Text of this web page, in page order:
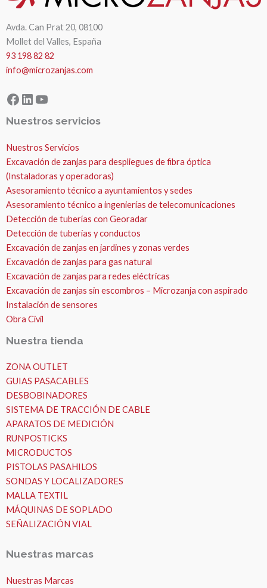
Avda. Can Prat 20, 08100
Mollet del Valles, España
93 198 82 82
info@microzanjas.com
Facebook
LinkedIn
YouTube
Nuestros servicios
Nuestros Servicios
Excavación de zanjas para despliegues de fibra óptica
(Instaladoras y operadoras)
Asesoramiento técnico a ayuntamientos y sedes
Asesoramiento técnico a ingenierías de telecomunicaciones
Detección de tuberías con Georadar
Detección de tuberías y conductos
Excavación de zanjas en jardines y zonas verdes
Excavación de zanjas para gas natural
Excavación de zanjas para redes eléctricas
Excavación de zanjas sin escombros – Microzanja con aspirado
Instalación de sensores
Obra Civil
Nuestra tienda
ZONA OUTLET
GUIAS PASACABLES
DESBOBINADORES
SISTEMA DE TRACCIÓN DE CABLE
APARATOS DE MEDICIÓN
RUNPOSTICKS
MICRODUCTOS
PISTOLAS PASAHILOS
SONDAS Y LOCALIZADORES
MALLA TEXTIL
MÁQUINAS DE SOPLADO
SEÑALIZACIÓN VIAL
Nuestras marcas
Nuestras Marcas